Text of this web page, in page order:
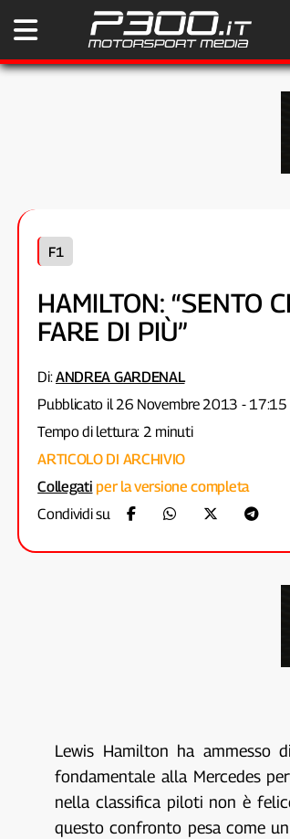
F1
HAMILTON: “SENTO
FARE DI PIÙ”
Di:ANDREA GARDENAL
Pubblicato il 26 Novembre 2013 - 17:15
Tempo di lettura: 2 minuti
ARTICOLO DI ARCHIVIO
Collegati per la versione completa
Condividi su
Lewis Hamilton ha ammesso
fondamentale alla Mercedes
nella classifica piloti non è
questo confronto pesa come